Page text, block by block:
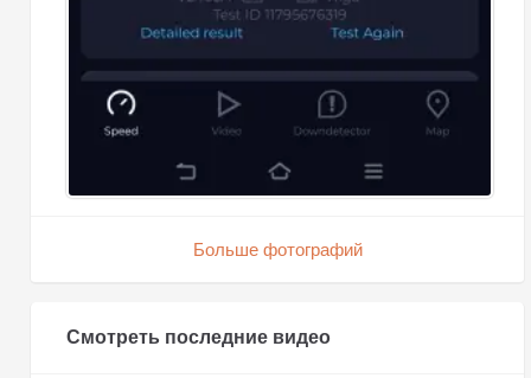
Больше фотографий
Смотреть последние видео